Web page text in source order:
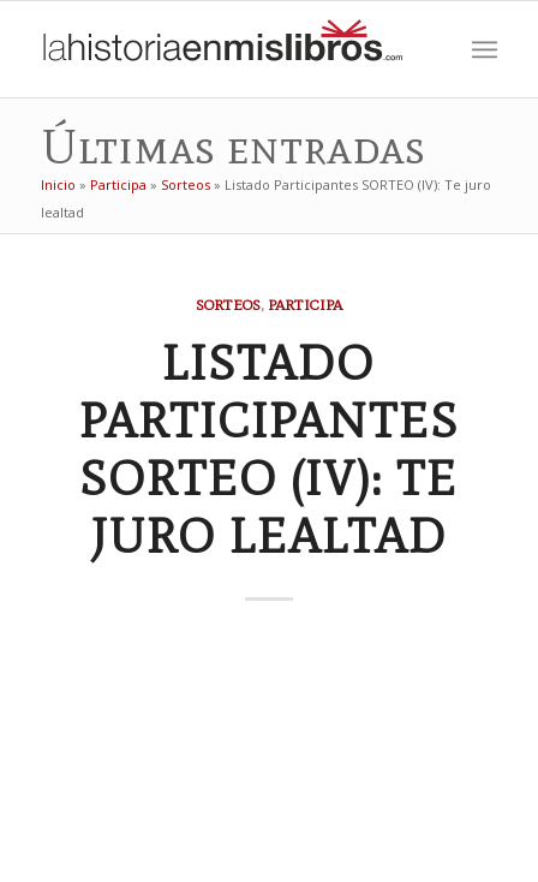
Últimas entradas
Inicio » Participa » Sorteos» Listado Participantes SORTEO (IV): Te juro
lealtad
SORTEOS, PARTICIPA
LISTADO
PARTICIPANTES
SORTEO (IV): TE
JURO LEALTAD